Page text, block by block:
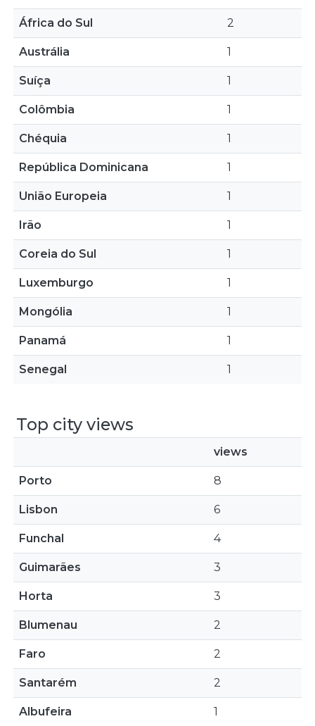
África do Sul 2
Austrália 1
Suíça 1
Colômbia 1
Chéquia 1
República Dominicana 1
União Europeia 1
Irão 1
Coreia do Sul 1
Luxemburgo 1
Mongólia 1
Panamá 1
Senegal 1
Top city views
views
Porto 8
Lisbon 6
Funchal 4
Guimarães 3
Horta 3
Blumenau 2
Faro 2
Santarém 2
Albufeira 1